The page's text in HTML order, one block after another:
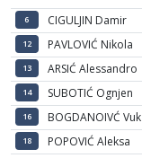
6 CIGULJIN Damir
12 PAVLOVIĆ Nikola
13 ARSIĆ Alessandro
14 SUBOTIĆ Ognjen
16 BOGDANOIVĆ Vuk
18 POPOVIĆ Aleksa